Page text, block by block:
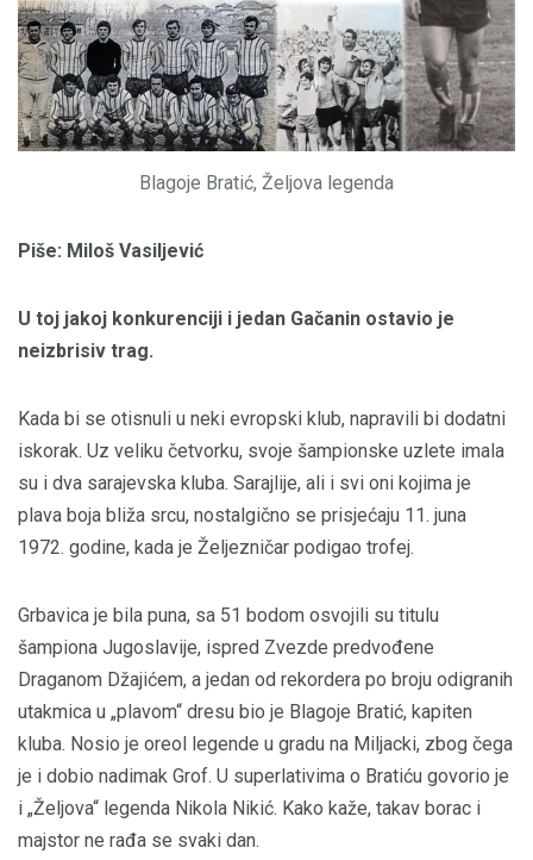
Blagoje Bratić, Željova legenda
Piše: Miloš Vasiljević
U toj jakoj konkurenciji i jedan Gačanin ostavio je
neizbrisiv trag.
Kada bi se otisnuli u neki evropski klub, napravili bi dodatni
iskorak. Uz veliku četvorku, svoje šampionske uzlete imala
su i dva sarajevska kluba. Sarajlije, ali i svi oni kojima je
plava boja bliža srcu, nostalgično se prisjećaju 11. juna
1972. godine, kada je Željezničar podigao trofej.
Grbavica je bila puna, sa 51 bodom osvojili su titulu
šampiona Jugoslavije, ispred Zvezde predvođene
Draganom Džajićem, a jedan od rekordera po broju odigranih
utakmica u „plavom“ dresu bio je Blagoje Bratić, kapiten
kluba. Nosio je oreol legende u gradu na Miljacki, zbog čega
je i dobio nadimak Grof. U superlativima o Bratiću govorio je
i „Željova“ legenda Nikola Nikić. Kako kaže, takav borac i
majstor ne rađa se svaki dan.